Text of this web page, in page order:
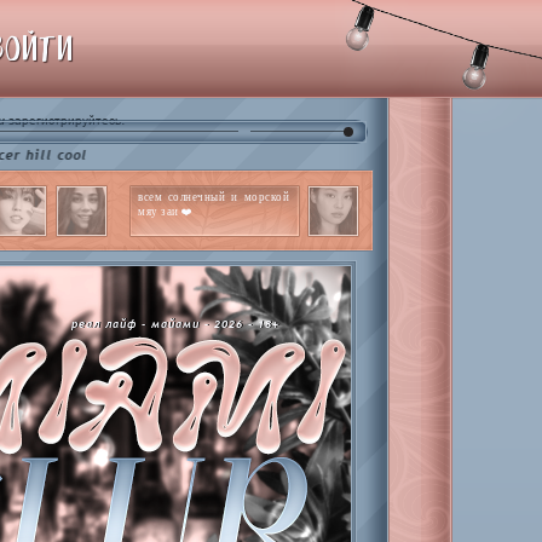
cool
реал лайф - майами - 2026 - 18+
всем солнечный и морской
мяу заи ❤️
зарегистрируйтесь.